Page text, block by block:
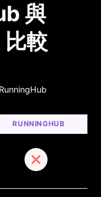
與
較
RUNNINGHUB